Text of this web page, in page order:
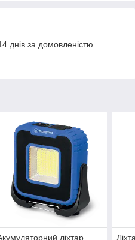
днів за домовленістю
ліхтар